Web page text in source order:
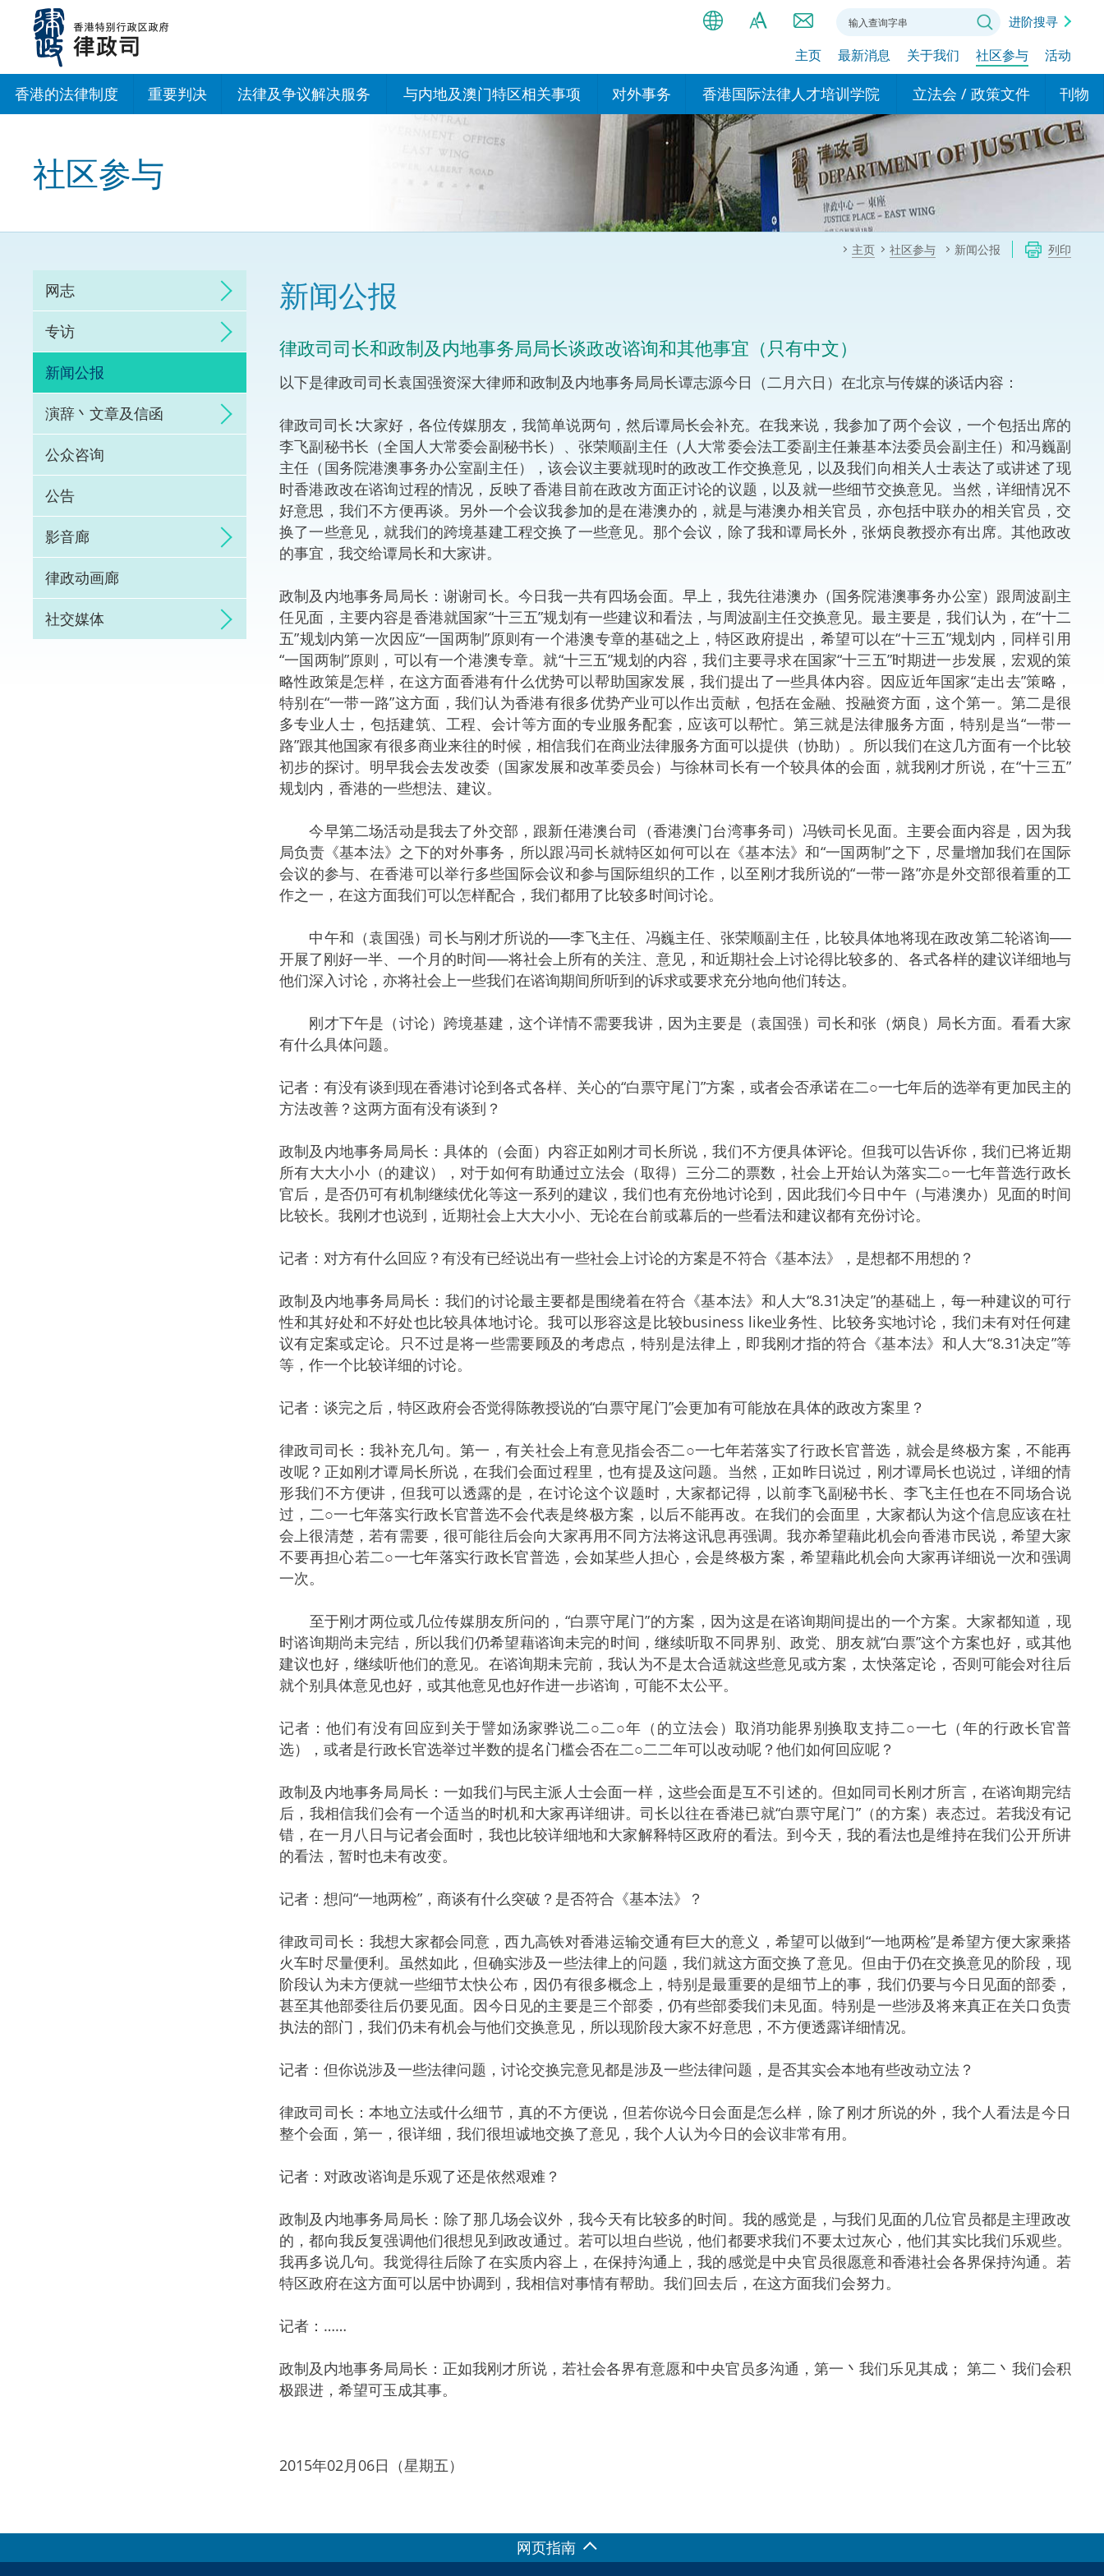
内
简
EN
Bahasa Indonesia (印尼语)
हिन्दी (印度语)
नेपाली (尼泊尔语)
اردو (乌尔都语)
Tiếng Việt (越南语)
A
A
进阶搜寻
主页 最新消息 关于我们 社区参与 活动
香港的法律制度 重要判决 法律及争议解决服务
诉讼
网上争议解决及法律科技
体育争议解决先导计划
能力建设
法律枢纽
促成交易和争议解决服务中心
与内地及澳门特区相关事项
与内地有关的安排
香港与内地相互认可和执行民
商事案件判决的安排
关于建立更紧密经贸关系的安
与澳门特区的安排
“一带一路”建设
粤港澳大湾区
对外事务
国际政府机构在香港设立办事
处或运作
多边协定
其他协定
香港国际法律人才培训学院
我们的学院
我们的专家委员会
我们的办公室
我们的培训课程和能力建设项
立法会 / 政策文件
现行政策措施
政策文件
特别财务委员会
刊物
基本
民事
维护
刑事
相互
社区参与
主页 社区参与 新闻公报 列印
网志
专访
新闻公报
演辞丶文章及信函
公众咨询
公告
影音廊
律政动画廊
社交媒体
新闻公报
律政司司长和政制及内地事务局局长谈政改谘询和其他事宜（只有中文）
以下是律政司司长袁国强资深大律师和政制及内地事务局局长谭志源今日（二月六日）在北京与传媒的谈话内容：
律政司司长∶大家好，各位传媒朋友，我简单说两句，然后谭局长会补充。在我来说，我参加了两个会议，一个包括出席的
李飞副秘书长（全国人大常委会副秘书长）、张荣顺副主任（人大常委会法工委副主任兼基本法委员会副主任）和冯巍副
主任（国务院港澳事务办公室副主任），该会议主要就现时的政改工作交换意见，以及我们向相关人士表达了或讲述了现
时香港政改在谘询过程的情况，反映了香港目前在政改方面正讨论的议题，以及就一些细节交换意见。当然，详细情况不
好意思，我们不方便再谈。另外一个会议我参加的是在港澳办的，就是与港澳办相关官员，亦包括中联办的相关官员，交
换了一些意见，就我们的跨境基建工程交换了一些意见。那个会议，除了我和谭局长外，张炳良教授亦有出席。其他政改
的事宜，我交给谭局长和大家讲。
政制及内地事务局局长：谢谢司长。今日我一共有四场会面。早上，我先往港澳办（国务院港澳事务办公室）跟周波副主
任见面，主要内容是香港就国家“十三五”规划有一些建议和看法，与周波副主任交换意见。最主要是，我们认为，在“十二
五”规划内第一次因应“一国两制”原则有一个港澳专章的基础之上，特区政府提出，希望可以在“十三五”规划内，同样引用
“一国两制”原则，可以有一个港澳专章。就“十三五”规划的内容，我们主要寻求在国家“十三五”时期进一步发展，宏观的策
略性政策是怎样，在这方面香港有什么优势可以帮助国家发展，我们提出了一些具体内容。因应近年国家“走出去”策略，
特别在“一带一路”这方面，我们认为香港有很多优势产业可以作出贡献，包括在金融、投融资方面，这个第一。第二是很
多专业人士，包括建筑、工程、会计等方面的专业服务配套，应该可以帮忙。第三就是法律服务方面，特别是当“一带一
路”跟其他国家有很多商业来往的时候，相信我们在商业法律服务方面可以提供（协助）。所以我们在这几方面有一个比较
初步的探讨。明早我会去发改委（国家发展和改革委员会）与徐林司长有一个较具体的会面，就我刚才所说，在“十三五”
规划内，香港的一些想法、建议。
今早第二场活动是我去了外交部，跟新任港澳台司（香港澳门台湾事务司）冯铁司长见面。主要会面内容是，因为我
局负责《基本法》之下的对外事务，所以跟冯司长就特区如何可以在《基本法》和“一国两制”之下，尽量增加我们在国际
会议的参与、在香港可以举行多些国际会议和参与国际组织的工作，以至刚才我所说的“一带一路”亦是外交部很着重的工
作之一，在这方面我们可以怎样配合，我们都用了比较多时间讨论。
中午和（袁国强）司长与刚才所说的──李飞主任、冯巍主任、张荣顺副主任，比较具体地将现在政改第二轮谘询──
开展了刚好一半、一个月的时间──将社会上所有的关注、意见，和近期社会上讨论得比较多的、各式各样的建议详细地与
他们深入讨论，亦将社会上一些我们在谘询期间所听到的诉求或要求充分地向他们转达。
刚才下午是（讨论）跨境基建，这个详情不需要我讲，因为主要是（袁国强）司长和张（炳良）局长方面。看看大家
有什么具体问题。
记者：有没有谈到现在香港讨论到各式各样、关心的“白票守尾门”方案，或者会否承诺在二○一七年后的选举有更加民主的
方法改善？这两方面有没有谈到？
政制及内地事务局局长：具体的（会面）内容正如刚才司长所说，我们不方便具体评论。但我可以告诉你，我们已将近期
所有大大小小（的建议），对于如何有助通过立法会（取得）三分二的票数，社会上开始认为落实二○一七年普选行政长
官后，是否仍可有机制继续优化等这一系列的建议，我们也有充份地讨论到，因此我们今日中午（与港澳办）见面的时间
比较长。我刚才也说到，近期社会上大大小小、无论在台前或幕后的一些看法和建议都有充份讨论。
记者：对方有什么回应？有没有已经说出有一些社会上讨论的方案是不符合《基本法》，是想都不用想的？
政制及内地事务局局长：我们的讨论最主要都是围绕着在符合《基本法》和人大“8.31决定”的基础上，每一种建议的可行
性和其好处和不好处也比较具体地讨论。我可以形容这是比较business like业务性、比较务实地讨论，我们未有对任何建
议有定案或定论。只不过是将一些需要顾及的考虑点，特别是法律上，即我刚才指的符合《基本法》和人大“8.31决定”等
等，作一个比较详细的讨论。
记者：谈完之后，特区政府会否觉得陈教授说的“白票守尾门”会更加有可能放在具体的政改方案里？
律政司司长：我补充几句。第一，有关社会上有意见指会否二○一七年若落实了行政长官普选，就会是终极方案，不能再
改呢？正如刚才谭局长所说，在我们会面过程里，也有提及这问题。当然，正如昨日说过，刚才谭局长也说过，详细的情
形我们不方便讲，但我可以透露的是，在讨论这个议题时，大家都记得，以前李飞副秘书长、李飞主任也在不同场合说
过，二○一七年落实行政长官普选不会代表是终极方案，以后不能再改。在我们的会面里，大家都认为这个信息应该在社
会上很清楚，若有需要，很可能往后会向大家再用不同方法将这讯息再强调。我亦希望藉此机会向香港市民说，希望大家
不要再担心若二○一七年落实行政长官普选，会如某些人担心，会是终极方案，希望藉此机会向大家再详细说一次和强调
一次。
至于刚才两位或几位传媒朋友所问的，“白票守尾门”的方案，因为这是在谘询期间提出的一个方案。大家都知道，现
时谘询期尚未完结，所以我们仍希望藉谘询未完的时间，继续听取不同界别、政党、朋友就“白票”这个方案也好，或其他
建议也好，继续听他们的意见。在谘询期未完前，我认为不是太合适就这些意见或方案，太快落定论，否则可能会对往后
就个别具体意见也好，或其他意见也好作进一步谘询，可能不太公平。
记者：他们有没有回应到关于譬如汤家骅说二○二○年（的立法会）取消功能界别换取支持二○一七（年的行政长官普
选），或者是行政长官选举过半数的提名门槛会否在二○二二年可以改动呢？他们如何回应呢？
政制及内地事务局局长：一如我们与民主派人士会面一样，这些会面是互不引述的。但如同司长刚才所言，在谘询期完结
后，我相信我们会有一个适当的时机和大家再详细讲。司长以往在香港已就“白票守尾门”（的方案）表态过。若我没有记
错，在一月八日与记者会面时，我也比较详细地和大家解释特区政府的看法。到今天，我的看法也是维持在我们公开所讲
的看法，暂时也未有改变。
记者：想问“一地两检”，商谈有什么突破？是否符合《基本法》？
律政司司长：我想大家都会同意，西九高铁对香港运输交通有巨大的意义，希望可以做到“一地两检”是希望方便大家乘搭
火车时尽量便利。虽然如此，但确实涉及一些法律上的问题，我们就这方面交换了意见。但由于仍在交换意见的阶段，现
阶段认为未方便就一些细节太快公布，因仍有很多概念上，特别是最重要的是细节上的事，我们仍要与今日见面的部委，
甚至其他部委往后仍要见面。因今日见的主要是三个部委，仍有些部委我们未见面。特别是一些涉及将来真正在关口负责
执法的部门，我们仍未有机会与他们交换意见，所以现阶段大家不好意思，不方便透露详细情况。
记者：但你说涉及一些法律问题，讨论交换完意见都是涉及一些法律问题，是否其实会本地有些改动立法？
律政司司长：本地立法或什么细节，真的不方便说，但若你说今日会面是怎么样，除了刚才所说的外，我个人看法是今日
整个会面，第一，很详细，我们很坦诚地交换了意见，我个人认为今日的会议非常有用。
记者：对政改谘询是乐观了还是依然艰难？
政制及内地事务局局长：除了那几场会议外，我今天有比较多的时间。我的感觉是，与我们见面的几位官员都是主理政改
的，都向我反复强调他们很想见到政改通过。若可以坦白些说，他们都要求我们不要太过灰心，他们其实比我们乐观些。
我再多说几句。我觉得往后除了在实质内容上，在保持沟通上，我的感觉是中央官员很愿意和香港社会各界保持沟通。若
特区政府在这方面可以居中协调到，我相信对事情有帮助。我们回去后，在这方面我们会努力。
记者：……
政制及内地事务局局长：正如我刚才所说，若社会各界有意愿和中央官员多沟通，第一丶我们乐见其成； 第二丶我们会积
极跟进，希望可玉成其事。
2015年02月06日（星期五）
网页指南